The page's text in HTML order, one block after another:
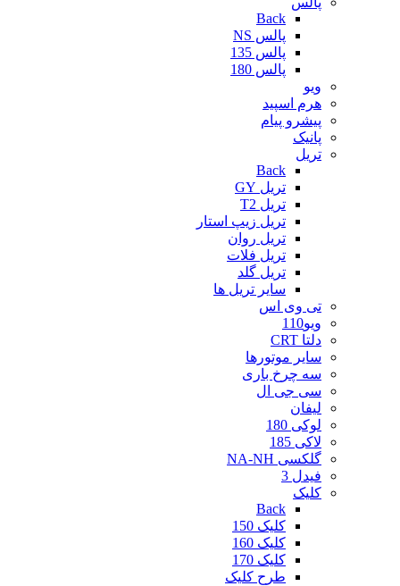
Back
پالس NS
پالس 135
پالس 180
ویو
هرم اسپید
پیشرو پیام
پانیک
تریل
Back
تریل GY
تریل T2
تریل زیپ استار
تریل روان
تریل فلات
تریل گلد
سایر تریل ها
تی وی اس
ویو110
دلتا CRT
سایر موتورها
سه چرخ باری
سی جی ال
لیفان
لوکی 180
لاکی 185
گلکسی NA-NH
فیدل 3
کلیک
Back
کلیک 150
کلیک 160
کلیک 170
طرح کلیک